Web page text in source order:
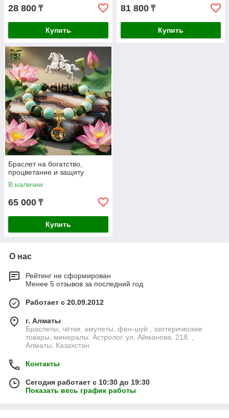
28 800 ₸
Купить
81 800 ₸
Купить
Браслет на богатство,
процветание и защиту
В наличии
65 000 ₸
Купить
О нас
Рейтинг не сформирован
Менее 5 отзывов за последний год
Работает с 20.09.2012
г. Алматы
Браслеты, чётки, амулеты, фен-шуй , эзотерические
товары, минералы. Астролог. ул. Айманова, 218. ,
Алматы, Казахстан
Контакты
Сегодня работает с 10:30 до 19:30
Показать весь график работы